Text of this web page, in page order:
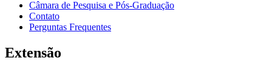
Câmara de Pesquisa e Pós-Graduação
Contato
Perguntas Frequentes
Extensão